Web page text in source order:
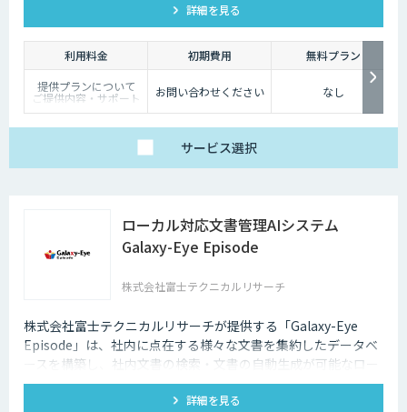
る」といった運用上の問題に対し、日本語に特化した自然言語
処理技術でアプローチします。 「DX-laei」は、ドキュメント
の構造化処理に加え、ユーザーの質問意図を意味的に再構成
し、最適な検索クエリへ変換する機能を備えています。これに
より、生成AIの精度を左右する“入力精度”と“検索対象の整
備”の両面から、RAGやAIエージェントの回答品質を向上させ
ます。
詳細を見る
利用料金 初期費用
無料プラン
提供プランについて
ご提供内容・サポート
範囲の違いに応じて、
汎用的な高精度ドキュ
DX-laeiの基本的な機能
を、高精度でありなが
らコストを抑えてご利
用いただけます。
【アドバンス】
イズ（辞書構築・AI学
習）に対応したプラ
ン。
個社最適化すること
が含まれたドキュメン
お問い合わせください なし
サービス選択
ローカル対応文書管理AIシステム
Galaxy-Eye Episode
株式会社富士テクニカルリサーチ
株式会社富士テクニカルリサーチが提供する「Galaxy-Eye
Episode」は、社内に点在する様々な文書を集約したデータベ
ースを構築し、社内文書の検索・文書の自動生成が可能なロー
カル対応文書管理AIシステムです。
詳細を見る